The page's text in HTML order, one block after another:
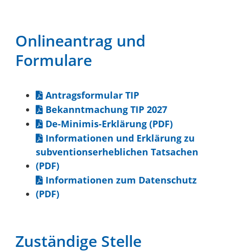
Onlineantrag und
Formulare
Antragsformular TIP
Bekanntmachung TIP 2027
De-Minimis-Erklärung (PDF)
Informationen und Erklärung zu
subventionserheblichen Tatsachen
(PDF)
Informationen zum Datenschutz
(PDF)
Zuständige Stelle